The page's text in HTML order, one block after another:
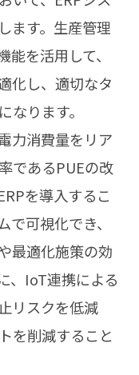
ます。生産管理
を活用して、
化し、適切なタ
なります。
力消費量をリア
であるPUEの改
を導入するこ
可視化でき、
最適化施策の効
、IoT連携による
リスクを低減
を削減すること